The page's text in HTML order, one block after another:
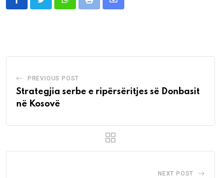
WhatsappPrint
Share
PREVIOUS POST
Strategjia serbe e ripërsëritjes së Donbasit
në Kosovë
NEXT POST